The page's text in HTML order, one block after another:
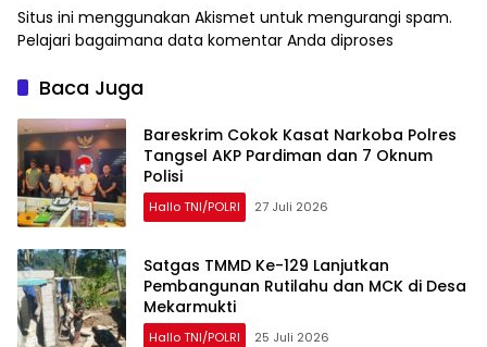
Situs ini menggunakan Akismet untuk mengurangi spam.
Pelajari bagaimana data komentar Anda diproses
Baca Juga
Bareskrim Cokok Kasat Narkoba Polres
Tangsel AKP Pardiman dan 7 Oknum
Polisi
Hallo TNI/POLRI 27 Juli 2026
Satgas TMMD Ke-129 Lanjutkan
Pembangunan Rutilahu dan MCK di Desa
Mekarmukti
Hallo TNI/POLRI 25 Juli 2026